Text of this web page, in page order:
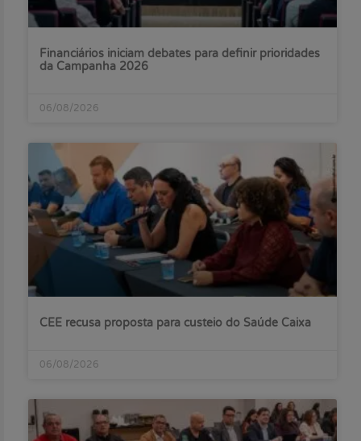
Financiários iniciam debates para definir prioridades
da Campanha 2026
06/08/2026
CEE recusa proposta para custeio do Saúde Caixa
06/08/2026